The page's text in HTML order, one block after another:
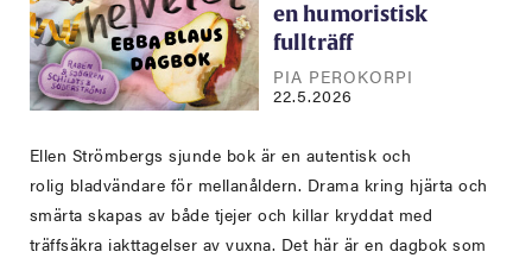
en humoristisk
fullträff
PIA PEROKORPI
22.5.2026
Ellen Strömbergs sjunde bok är en autentisk och
rolig bladvändare för mellanåldern. Drama kring hjärta och
smärta skapas av både tjejer och killar kryddat med
träffsäkra iakttagelser av vuxna. Det här är en dagbok som